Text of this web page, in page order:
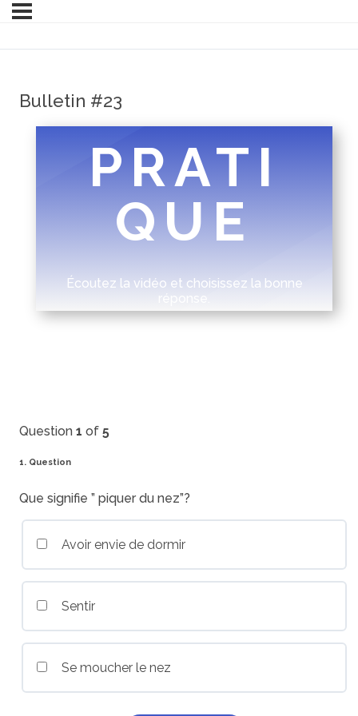
Bulletin #23
PRATI
QUE
Écoutez la vidéo et choisissez la bonne
réponse.
Question 1 of 5
1. Question
Que signifie ” piquer du nez”?
Avoir envie de dormir
Sentir
Se moucher le nez